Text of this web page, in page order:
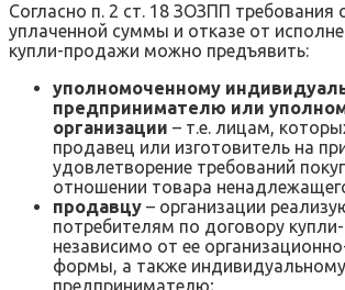
Согласно п. 2 ст. 18 ЗОЗПП требования
уплаченной суммы и отказе от
купли-продажи можно предъявить:
уполномоченному
предпринимателю или
организации – т.е. лицам,
продавец или изготовитель на
удовлетворение требований
отношении товара
продавцу – организации
потребителям по договору
независимо от ее
формы, а также индивидуальному
предпринимателю;